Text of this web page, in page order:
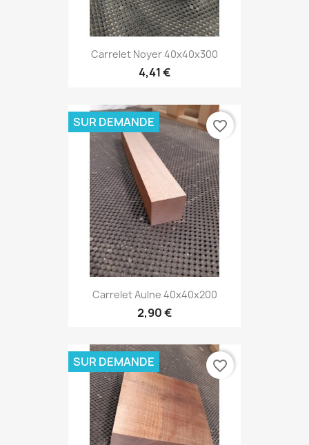
Carrelet Noyer 40x40x300
4,41 €
Carrelet Aulne 40x40x200
2,90 €
SUR DEMANDE favorite_border
SUR DEMANDE favorite_border